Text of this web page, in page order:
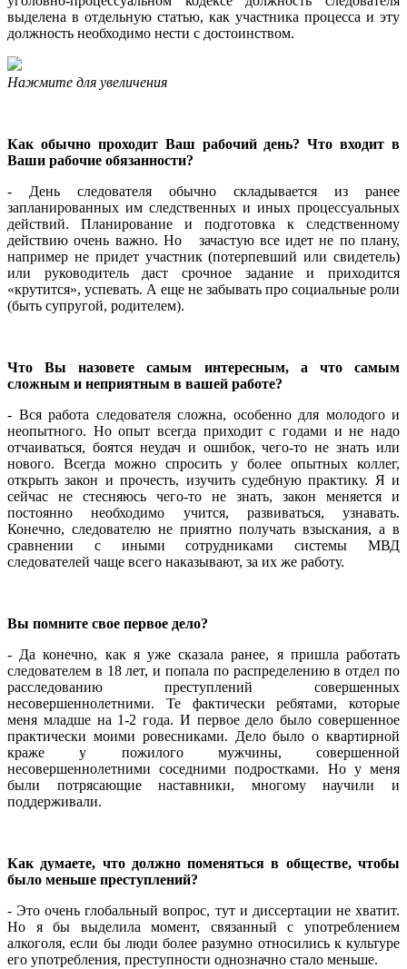
выделена в отдельную статью, как участника процесса и эту
должность необходимо нести с достоинством.
Нажмите для увеличения
Как обычно проходит Ваш рабочий день? Что входит в
Ваши рабочие обязанности?
- День следователя обычно складывается из ранее
запланированных им следственных и иных процессуальных
действий. Планирование и подготовка к следственному
действию очень важно. Но зачастую все идет не по плану,
например не придет участник (потерпевший или свидетель)
или руководитель даст срочное задание и приходится
«крутится», успевать. А еще не забывать про социальные роли
(быть супругой, родителем).
Что Вы назовете самым интересным, а что самым
сложным и неприятным в вашей работе?
- Вся работа следователя сложна, особенно для молодого и
неопытного. Но опыт всегда приходит с годами и не надо
отчаиваться, боятся неудач и ошибок, чего-то не знать или
нового. Всегда можно спросить у более опытных коллег,
открыть закон и прочесть, изучить судебную практику. Я и
сейчас не стесняюсь чего-то не знать, закон меняется и
постоянно необходимо учится, развиваться, узнавать.
Конечно, следователю не приятно получать взыскания, а в
сравнении с иными сотрудниками системы МВД
следователей чаще всего наказывают, за их же работу.
Вы помните свое первое дело?
- Да конечно, как я уже сказала ранее, я пришла работать
следователем в 18 лет, и попала по распределению в отдел по
расследованию преступлений совершенных
несовершеннолетними. Те фактически ребятами, которые
меня младше на 1-2 года. И первое дело было совершенное
практически моими ровесниками. Дело было о квартирной
краже у пожилого мужчины, совершенной
несовершеннолетними соседними подростками. Но у меня
были потрясающие наставники, многому научили и
поддерживали.
Как думаете, что должно поменяться в обществе, чтобы
было меньше преступлений?
- Это очень глобальный вопрос, тут и диссертации не хватит.
Но я бы выделила момент, связанный с употреблением
алкоголя, если бы люди более разумно относились к культуре
его употребления, преступности однозначно стало меньше.